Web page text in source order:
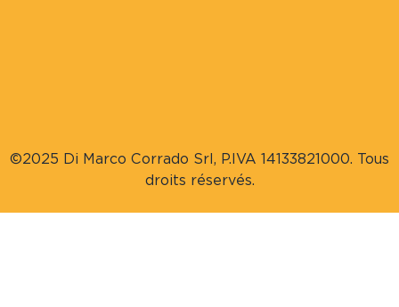
©2025 Di Marco Corrado Srl, P.IVA 14133821000. Tous
droits réservés.